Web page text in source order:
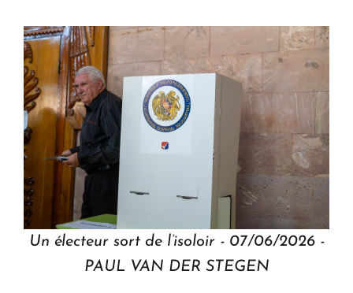
Un électeur sort de l’isoloir - 07/06/2026 -
PAUL VAN DER STEGEN